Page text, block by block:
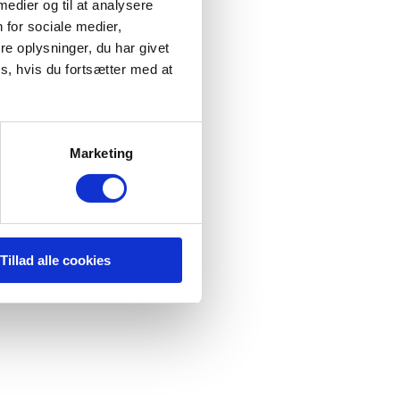
og til at analysere
for sociale medier,
oplysninger, du har givet
hvis du fortsætter med at
Marketing
Tillad alle cookies